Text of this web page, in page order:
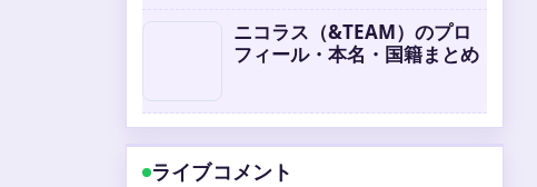
ニコラス（&TEAM）のプロ
フィール・本名・国籍まとめ
ライブコメント